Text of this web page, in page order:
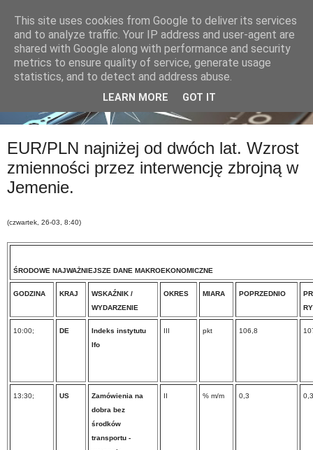
EUR/PLN najniżej od dwóch lat. Wzrost
zmienności przez interwencję zbrojną w
Jemenie.
(czwartek, 26-03, 8:40)
ŚRODOWE NAJWAŻNIEJSZE DANE MAKROEKONOMICZNE
GODZINA KRAJ
WSKAŹNIK /
WYDARZENIE
OKRES MIARA POPRZEDNIO
10:00; DE
Indeks instytutu
Ifo
III pkt 106,8
13:30; US
Zamówienia na
dobra bez
środków
transportu -
II % m/m 0,3 0,3
This site uses cookies from Google to deliver its services
and to analyze traffic. Your IP address and user-agent are
shared with Google along with performance and security
metrics to ensure quality of service, generate usage
statistics, and to detect and address abuse.
LEARN MORE GOT IT